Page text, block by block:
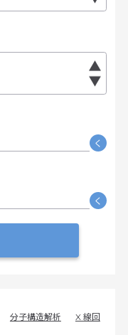
く
く
分子構造解析
X 線回